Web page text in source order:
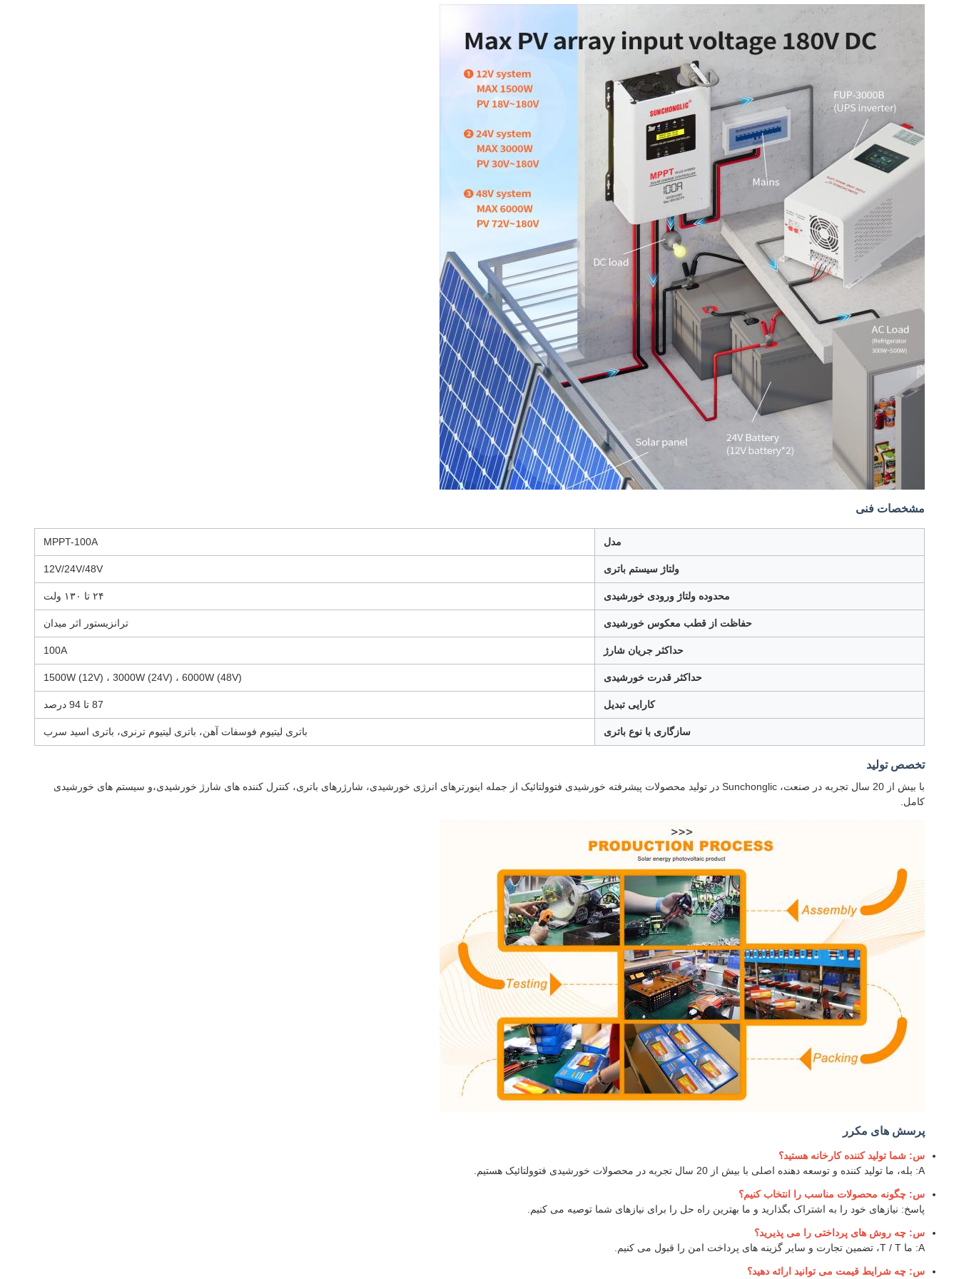
مشخصات فنی
مدل MPPT-100A
ولتاژ سیستم باتری 12V/24V/48V
محدوده ولتاژ ورودی خورشیدی ۲۴ تا ۱۳۰ ولت
حفاظت از قطب معکوس خورشیدی ترانزیستور اثر میدان
حداکثر جریان شارژ 100A
حداکثر قدرت خورشیدی 1500W (12V) ، 3000W (24V) ، 6000W (48V)
کارایی تبدیل 87 تا 94 درصد
سازگاری با نوع باتری باتری لیتیوم فوسفات آهن، باتری لیتیوم ترنری، باتری اسید سرب
تخصص تولید
با بیش از 20 سال تجربه در صنعت، Sunchonglic در تولید محصولات پیشرفته خورشیدی فتوولتائیک از جمله اینورترهای انرژی خورشیدی، شارژرهای باتری، کنترل کننده های شارژ خورشیدی،و سیستم های خورشیدی
کامل.
پرسش های مکرر
س: شما تولید کننده کارخانه هستید؟
A: بله، ما تولید کننده و توسعه دهنده اصلی با بیش از 20 سال تجربه در محصولات خورشیدی فتوولتائیک هستیم.
س: چگونه محصولات مناسب را انتخاب کنیم؟
پاسخ: نیازهای خود را به اشتراک بگذارید و ما بهترین راه حل را برای نیازهای شما توصیه می کنیم.
س: چه روش های پرداختی را می پذیرید؟
A: ما T / T، تضمین تجارت و سایر گزینه های پرداخت امن را قبول می کنیم.
س: چه شرایط قیمت می توانید ارائه دهید؟